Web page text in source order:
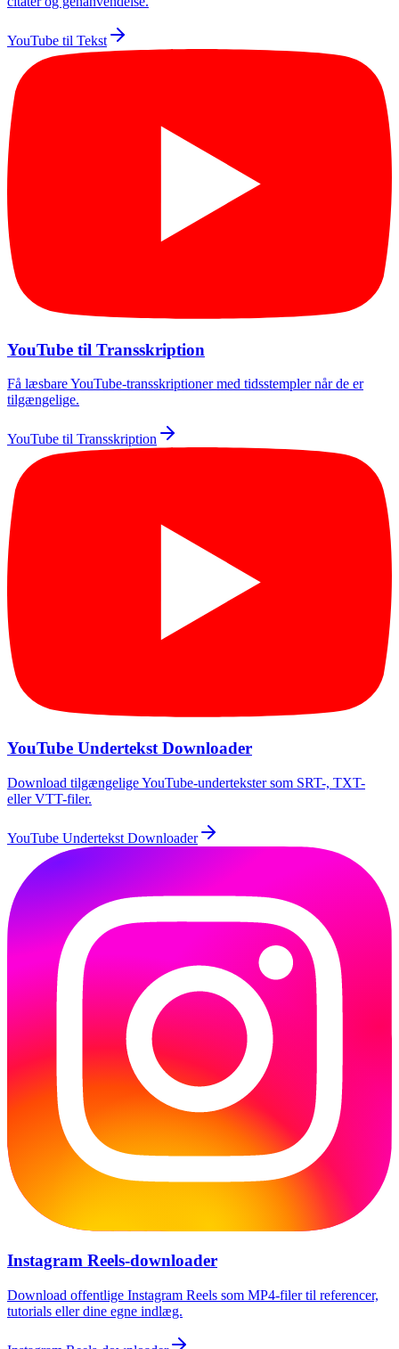
YouTube til Tekst
YouTube til Transskription
Få læsbare YouTube-transskriptioner med tidsstempler når de er
tilgængelige.
YouTube til Transskription
YouTube Undertekst Downloader
Download tilgængelige YouTube-undertekster som SRT-, TXT-
eller VTT-filer.
YouTube Undertekst Downloader
Instagram Reels-downloader
Download offentlige Instagram Reels som MP4-filer til referencer,
tutorials eller dine egne indlæg.